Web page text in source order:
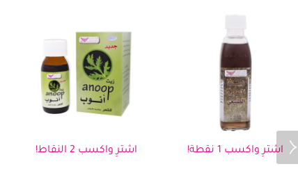
اشترِ واكسب 1 نقطة! اشترِ واكسب 2 النقاط!